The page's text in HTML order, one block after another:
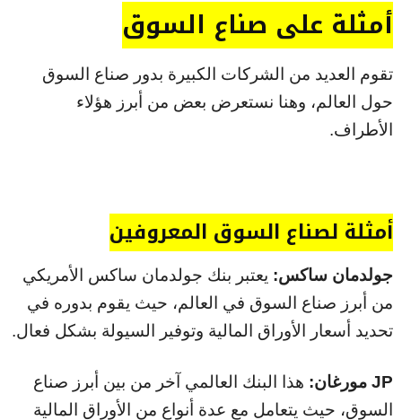
أمثلة على صناع السوق
تقوم العديد من الشركات الكبيرة بدور صناع السوق
حول العالم، وهنا نستعرض بعض من أبرز هؤلاء
الأطراف.
أمثلة لصناع السوق المعروفين
جولدمان ساكس: يعتبر بنك جولدمان ساكس الأمريكي
من أبرز صناع السوق في العالم، حيث يقوم بدوره في
تحديد أسعار الأوراق المالية وتوفير السيولة بشكل فعال.
JP مورغان:
هذا البنك العالمي آخر من بين أبرز صناع
السوق، حيث يتعامل مع عدة أنواع من الأوراق المالية